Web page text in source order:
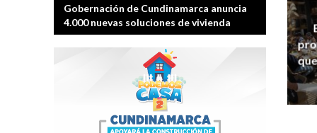
Gobernación de Cundinamarca anuncia
4.000 nuevas soluciones de vivienda